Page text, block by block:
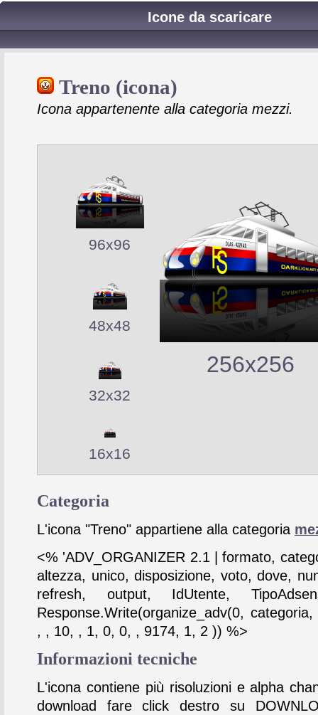
Icone da scaricare
Treno (icona)
Icona appartenente alla categoria mezzi.
96x96
48x48
32x32
16x16
256x256
Categoria
L'icona "Treno" appartiene alla categoria
<% 'ADV_ORGANIZER 2.1 | formato,
altezza, unico, disposizione, voto, dove,
refresh, output, IdUtente,
Response.Write(organize_adv(0,
, , 10, , 1, 0, 0, , 9174, 1, 2 )) %>
Informazioni tecniche
L'icona contiene più risoluzioni e alpha
download fare click destro su